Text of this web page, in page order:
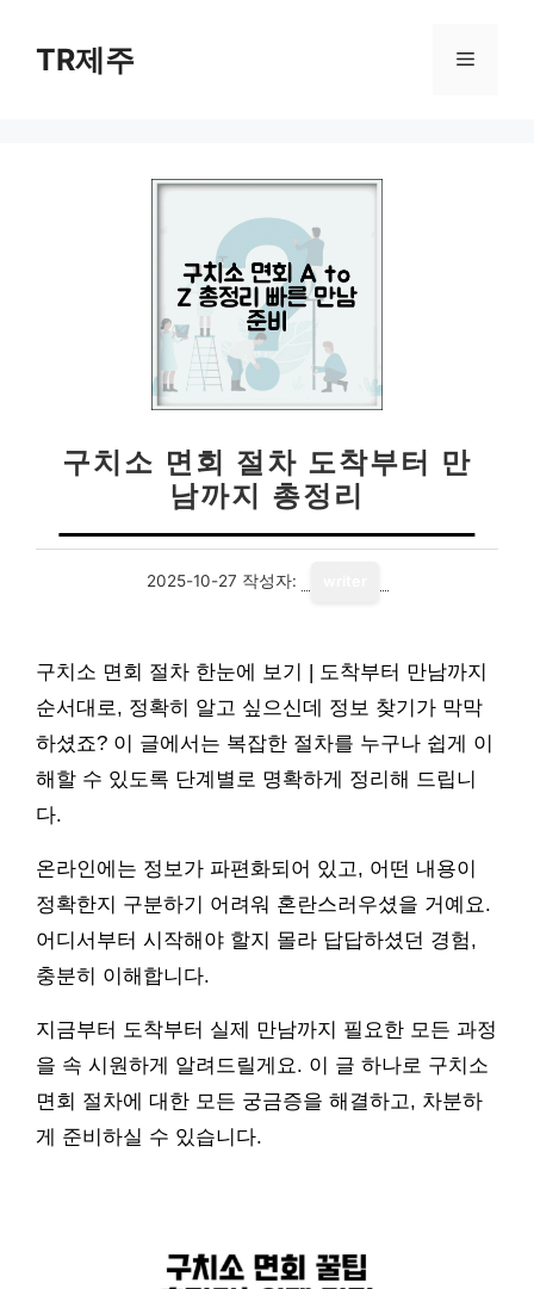
TR제주 메
구치소 면회 절차 도착부터 만
남까지 총정리
2025-10-27 작성자:
구치소 면회 절차 한눈에 보기 | 도착부터 만남까지
순서대로, 정확히 알고 싶으신데 정보 찾기가 막막
하셨죠? 이 글에서는 복잡한 절차를 누구나 쉽게 이
해할 수 있도록 단계별로 명확하게 정리해 드립니
다.
온라인에는 정보가 파편화되어 있고, 어떤 내용이
정확한지 구분하기 어려워 혼란스러우셨을 거예요.
어디서부터 시작해야 할지 몰라 답답하셨던 경험,
충분히 이해합니다.
지금부터 도착부터 실제 만남까지 필요한 모든 과정
을 속 시원하게 알려드릴게요. 이 글 하나로 구치소
면회 절차에 대한 모든 궁금증을 해결하고, 차분하
게 준비하실 수 있습니다.